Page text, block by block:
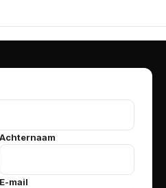
Achternaam
E-mail